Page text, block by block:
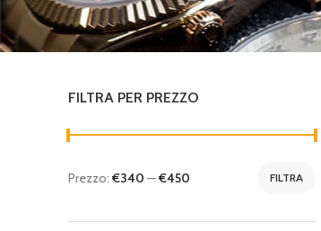
FILTRA PER PREZZO
FILTRA
Prezzo: €340 —€450